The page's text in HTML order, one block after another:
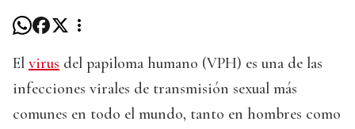
El virus del papiloma humano (VPH) es una de las
infecciones virales de transmisión sexual más
comunes en todo el mundo, tanto en hombres como